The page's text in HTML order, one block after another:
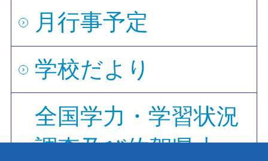
月行事予定
学校だより
全国学力・学習状況
調査及び佐賀県小・